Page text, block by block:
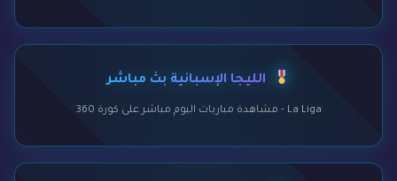
الليجا الإسبانية بث مباشر
La Liga - مشاهدة مباريات اليوم مباشر على كورة 360